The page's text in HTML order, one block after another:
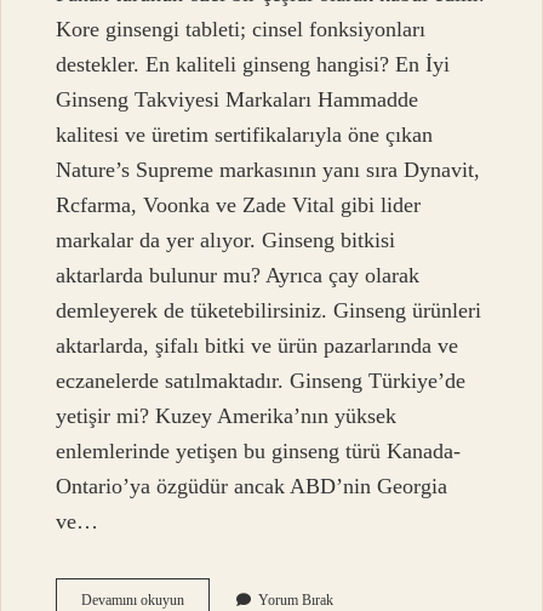
Kore ginsengi tableti; cinsel fonksiyonları
destekler. En kaliteli ginseng hangisi? En İyi
Ginseng Takviyesi Markaları Hammadde
kalitesi ve üretim sertifikalarıyla öne çıkan
Nature’s Supreme markasının yanı sıra Dynavit,
Rcfarma, Voonka ve Zade Vital gibi lider
markalar da yer alıyor. Ginseng bitkisi
aktarlarda bulunur mu? Ayrıca çay olarak
demleyerek de tüketebilirsiniz. Ginseng ürünleri
aktarlarda, şifalı bitki ve ürün pazarlarında ve
eczanelerde satılmaktadır. Ginseng Türkiye’de
yetişir mi? Kuzey Amerika’nın yüksek
enlemlerinde yetişen bu ginseng türü Kanada-
Ontario’ya özgüdür ancak ABD’nin Georgia
ve…
Devamını okuyunDoğal
Yorum Bırak